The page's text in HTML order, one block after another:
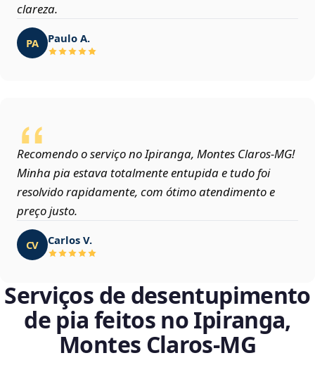
clareza.
PA Paulo A.
Recomendo o serviço no Ipiranga, Montes Claros‑MG!
Minha pia estava totalmente entupida e tudo foi
resolvido rapidamente, com ótimo atendimento e
preço justo.
CV Carlos V.
Serviços de desentupimento
de pia feitos no Ipiranga,
Montes Claros‑MG